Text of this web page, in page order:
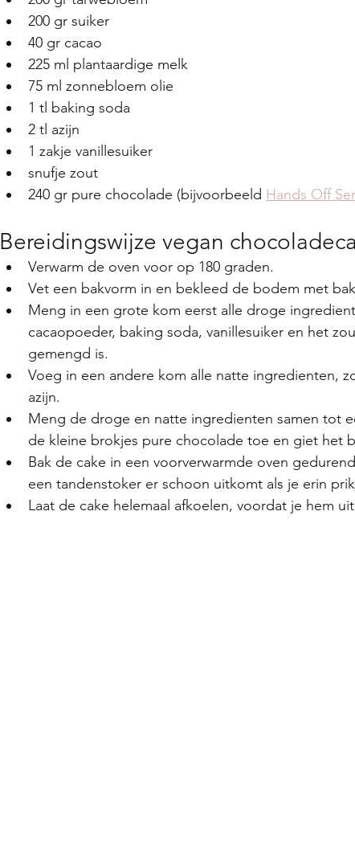
200 gr suiker
40 gr cacao
225 ml plantaardige melk
75 ml zonnebloem olie
1 tl baking soda
2 tl azijn
1 zakje vanillesuiker
snufje zout
240 gr pure chocolade (bijvoorbeeld Hands Off
Bereidingswijze vegan
Verwarm de oven voor op 180 graden.
Vet een bakvorm in en bekleed de bodem met
Meng in een grote kom eerst alle droge
cacaopoeder, baking soda, vanillesuiker en het
gemengd is.
Voeg in een andere kom alle natte ingredienten,
azijn.
Meng de droge en natte ingredienten samen tot
de kleine brokjes pure chocolade toe en giet het
Bak de cake in een voorverwarmde oven
een tandenstoker er schoon uitkomt als je erin
Laat de cake helemaal afkoelen, voordat je hem